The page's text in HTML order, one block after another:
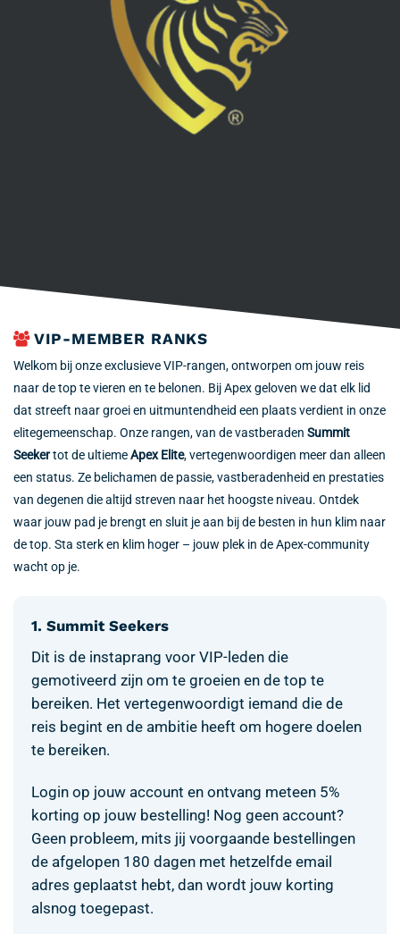
VIP-MEMBER RANKS
Welkom bij onze exclusieve VIP-rangen, ontworpen om jouw reis
naar de top te vieren en te belonen. Bij Apex geloven we dat elk lid
dat streeft naar groei en uitmuntendheid een plaats verdient in onze
elitegemeenschap. Onze rangen, van de vastberaden Summit
Seekertot de ultiemeApex Elite, vertegenwoordigen meer dan alleen
een status. Ze belichamen de passie, vastberadenheid en prestaties
van degenen die altijd streven naar het hoogste niveau. Ontdek
waar jouw pad je brengt en sluit je aan bij de besten in hun klim naar
de top. Sta sterk en klim hoger – jouw plek in de Apex-community
wacht op je.
1. Summit Seekers
Dit is de instaprang voor VIP-leden die
gemotiveerd zijn om te groeien en de top te
bereiken. Het vertegenwoordigt iemand die de
reis begint en de ambitie heeft om hogere doelen
te bereiken.
Login op jouw account en ontvang meteen 5%
korting op jouw bestelling! Nog geen account?
Geen probleem, mits jij voorgaande bestellingen
de afgelopen 180 dagen met hetzelfde email
adres geplaatst hebt, dan wordt jouw korting
alsnog toegepast.